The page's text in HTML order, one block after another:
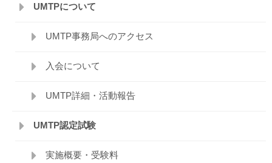
UMTPについて
UMTP事務局へのアクセス
入会について
UMTP詳細・活動報告
UMTP認定試験
実施概要・受験料